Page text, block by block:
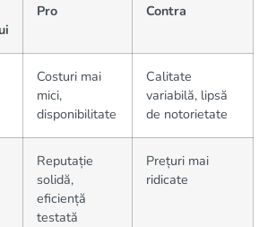
Pro Contra
Costuri mai
mici,
disponibilitate
Calitate
variabilă, lipsă
de notorietate
Reputație
solidă,
eficiență
testată
Prețuri mai
ridicate